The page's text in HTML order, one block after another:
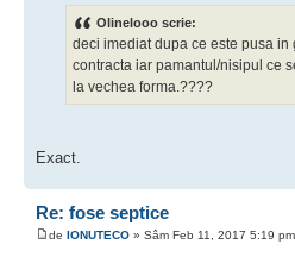
Olinelooo scrie:
deci imediat dupa ce este pusa
contracta iar pamantul/nisipul ce
la vechea forma.????
Exact.
Re: fose septice
de IONUTECO » Sâm Feb 11, 2017 5:19 pm